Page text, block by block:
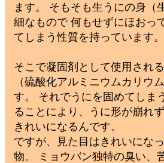
ます。 そもそも生うにの身（
細なもので 何もせずにほおっ
てしまう性質を持っています。
そこで凝固剤として使用され
（硫酸化アルミニウムカリウ
す。 それでうにを固めてしま
ることにより、うに形が崩れ
きれいになるんです。
ですが、見た目はきれいにな
物。 ミョウバン独特の臭い、